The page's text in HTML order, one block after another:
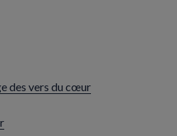
des vers du cœur